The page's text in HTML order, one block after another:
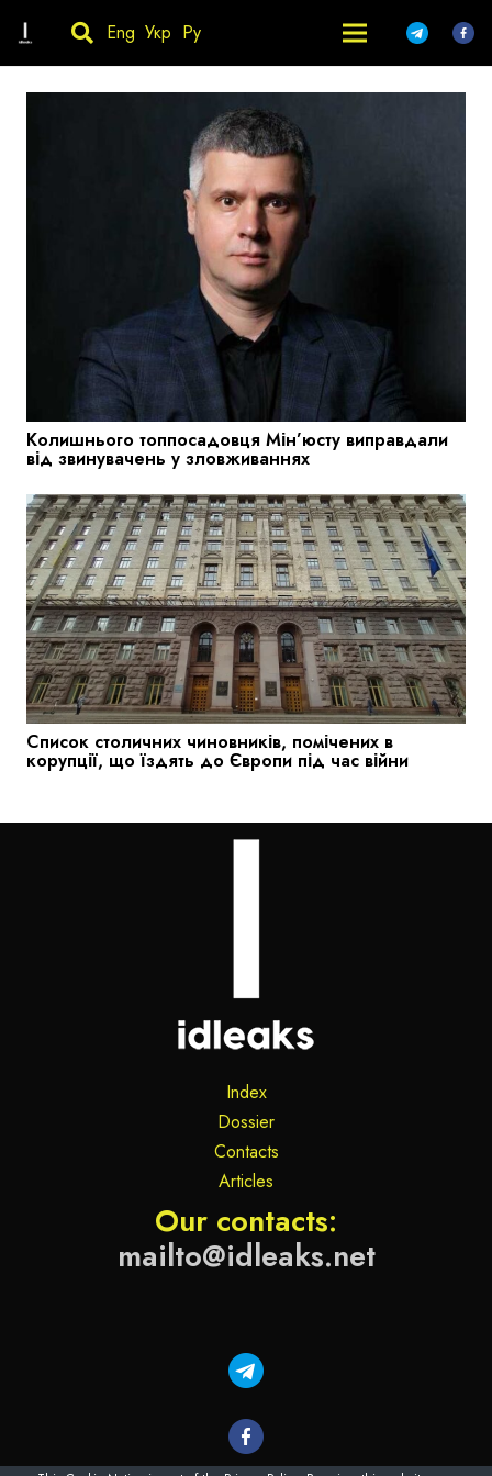
Eng Укр Ру
Колишнього топпосадовця Мін’юсту виправдали
від звинувачень у зловживаннях
Список столичних чиновників, помічених в
корупції, що їздять до Європи під час війни
Index
Dossier
Contacts
Articles
Our contacts:
mailto@idleaks.net